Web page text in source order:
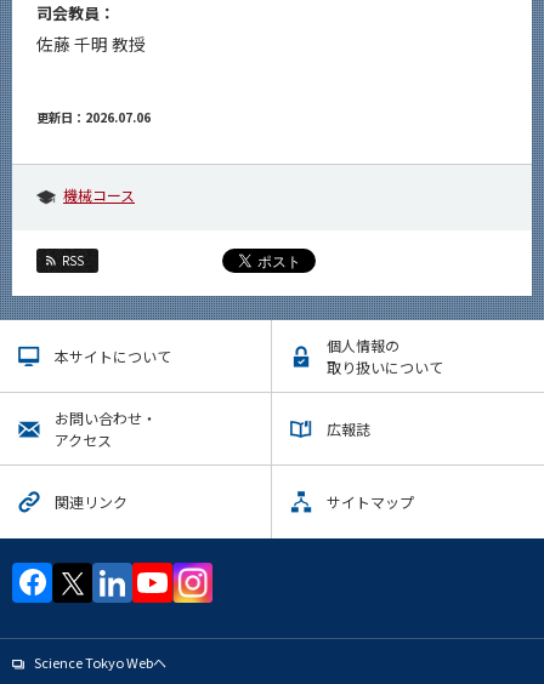
司会教員：
佐藤 千明 教授
更新日：2026.07.06
機械コース
RSS
本サイトについて
個人情報の
取り扱いについて
お問い合わせ・
アクセス
広報誌
関連リンク サイトマップ
Science Tokyo Webヘ